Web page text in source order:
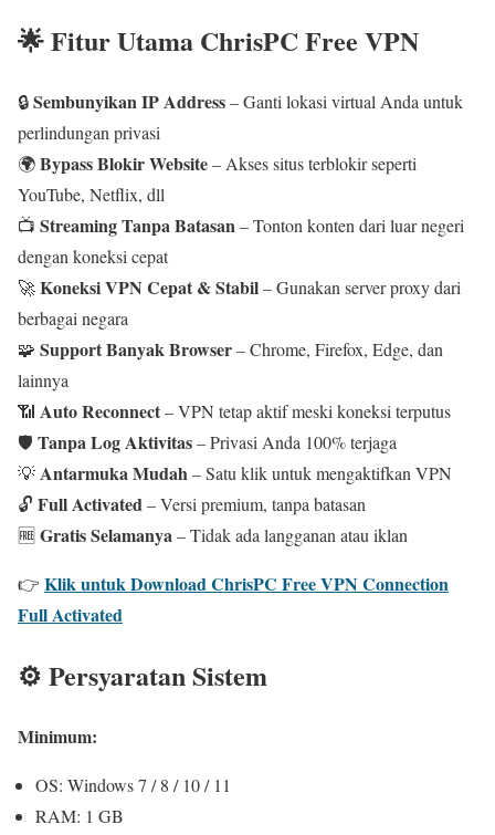
🌟 Fitur Utama ChrisPC Free VPN
🔒Sembunyikan IP Address– Ganti lokasi virtual Anda untuk
perlindungan privasi
🌍Bypass Blokir Website– Akses situs terblokir seperti
YouTube, Netflix, dll
📺 Streaming Tanpa Batasan– Tonton konten dari luar negeri
dengan koneksi cepat
🚀Koneksi VPN Cepat & Stabil– Gunakan server proxy dari
berbagai negara
🧩 Support Banyak Browser– Chrome, Firefox, Edge, dan
lainnya
📶 Auto Reconnect– VPN tetap aktif meski koneksi terputus
🛡️ Tanpa Log Aktivitas– Privasi Anda 100% terjaga
💡Antarmuka Mudah– Satu klik untuk mengaktifkan VPN
🔓 Full Activated– Versi premium, tanpa batasan
🆓Gratis Selamanya– Tidak ada langganan atau iklan
👉 Klik untuk Download ChrisPC Free VPN Connection
Full Activated
⚙️ Persyaratan Sistem
Minimum:
OS: Windows 7 / 8 / 10 / 11
RAM: 1 GB